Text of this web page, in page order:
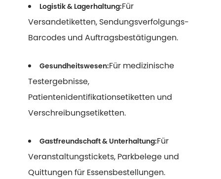
Logistik & Lagerhaltung:Für
Versandetiketten, Sendungsverfolgungs-
Barcodes und Auftragsbestätigungen.
Gesundheitswesen:Für medizinische
Testergebnisse,
Patientenidentifikationsetiketten und
Verschreibungsetiketten.
Gastfreundschaft & Unterhaltung:Für
Veranstaltungstickets, Parkbelege und
Quittungen für Essensbestellungen.